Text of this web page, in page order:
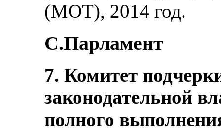
(МОТ), 2014 год.
C.Парламент
7. Комитет
законодательной
полного